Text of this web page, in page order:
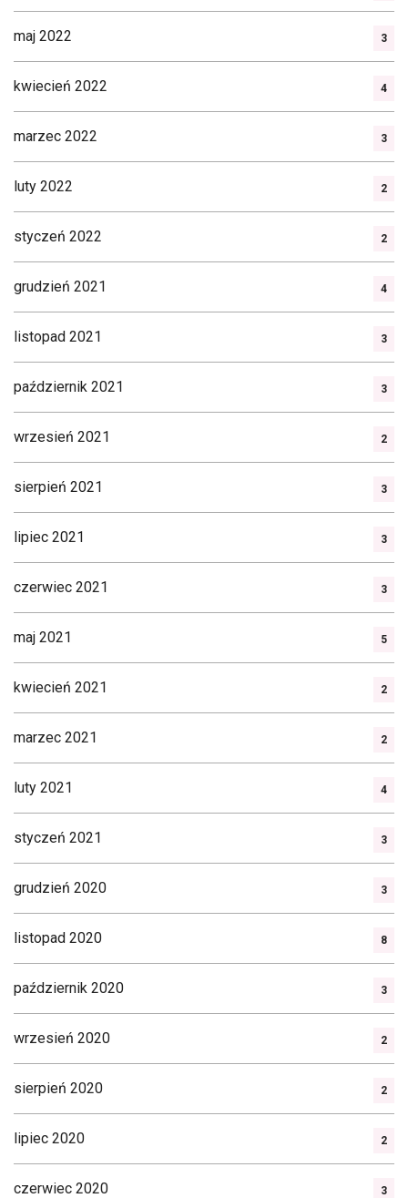
maj 2022 3
kwiecień 2022 4
marzec 2022 3
luty 2022 2
styczeń 2022 2
grudzień 2021 4
listopad 2021 3
październik 2021 3
wrzesień 2021 2
sierpień 2021 3
lipiec 2021 3
czerwiec 2021 3
maj 2021 5
kwiecień 2021 2
marzec 2021 2
luty 2021 4
styczeń 2021 3
grudzień 2020 3
listopad 2020 8
październik 2020 3
wrzesień 2020 2
sierpień 2020 2
lipiec 2020 2
czerwiec 2020 3